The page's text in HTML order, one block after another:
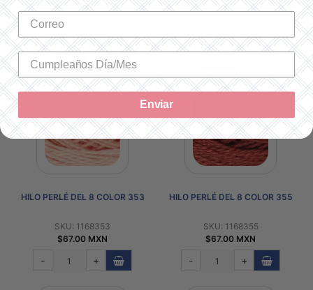
SKU: 1168351
$67.00 MXN
$67.00 MXN
HILO PERLÉ DEL 8 COLOR 353
SKU: 1168353
$67.00 MXN
- +
HILO PERLÉ DEL 8 COLOR 355
SKU: 1168355
$67.00 MXN
- +
Enviar